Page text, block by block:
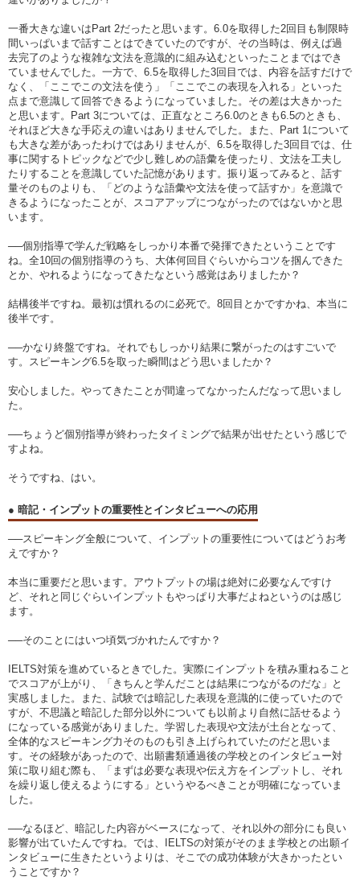
一番大きな違いはPart 2だったと思います。6.0を取得した2回目も制限時
間いっぱいまで話すことはできていたのですが、その当時は、例えば過
去完了のような複雑な文法を意識的に組み込むといったことまではでき
ていませんでした。一方で、6.5を取得した3回目では、内容を話すだけで
なく、「ここでこの文法を使う」「ここでこの表現を入れる」といった
点まで意識して回答できるようになっていました。その差は大きかった
と思います。Part 3については、正直なところ6.0のときも6.5のときも、
それほど大きな手応えの違いはありませんでした。また、Part 1について
も大きな差があったわけではありませんが、6.5を取得した3回目では、仕
事に関するトピックなどで少し難しめの語彙を使ったり、文法を工夫し
たりすることを意識していた記憶があります。振り返ってみると、話す
量そのものよりも、「どのような語彙や文法を使って話すか」を意識で
きるようになったことが、スコアアップにつながったのではないかと思
います。
──個別指導で学んだ戦略をしっかり本番で発揮できたということです
ね。全10回の個別指導のうち、大体何回目ぐらいからコツを掴んできた
とか、やれるようになってきたなという感覚はありましたか？
結構後半ですね。最初は慣れるのに必死で。8回目とかですかね、本当に
後半です。
──かなり終盤ですね。それでもしっかり結果に繋がったのはすごいで
す。スピーキング6.5を取った瞬間はどう思いましたか？
安心しました。やってきたことが間違ってなかったんだなって思いまし
た。
──ちょうど個別指導が終わったタイミングで結果が出せたという感じで
すよね。
そうですね、はい。
● 暗記・インプットの重要性とインタビューへの応用
──スピーキング全般について、インプットの重要性についてはどうお考
えですか？
本当に重要だと思います。アウトプットの場は絶対に必要なんですけ
ど、それと同じぐらいインプットもやっぱり大事だよねというのは感じ
ます。
──そのことにはいつ頃気づかれたんですか？
IELTS対策を進めているときでした。実際にインプットを積み重ねること
でスコアが上がり、「きちんと学んだことは結果につながるのだな」と
実感しました。また、試験では暗記した表現を意識的に使っていたので
すが、不思議と暗記した部分以外についても以前より自然に話せるよう
になっている感覚がありました。学習した表現や文法が土台となって、
全体的なスピーキング力そのものも引き上げられていたのだと思いま
す。その経験があったので、出願書類通過後の学校とのインタビュー対
策に取り組む際も、「まずは必要な表現や伝え方をインプットし、それ
を繰り返し使えるようにする」というやるべきことが明確になっていま
した。
──なるほど、暗記した内容がベースになって、それ以外の部分にも良い
影響が出ていたんですね。では、IELTSの対策がそのまま学校との出願イ
ンタビューに生きたというよりは、そこでの成功体験が大きかったとい
うことですか？